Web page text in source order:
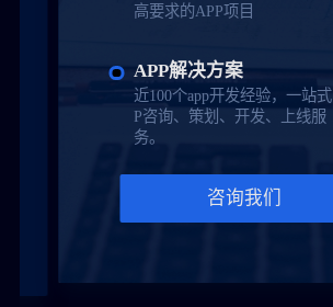
高要求的APP项目
APP解决方案
近100个app开发经验，一站式 AP
P咨询、策划、开发、上线服
务。
咨询我们